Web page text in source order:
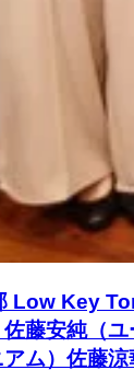
Low Key
藤安純（ユ
ム）佐藤涼